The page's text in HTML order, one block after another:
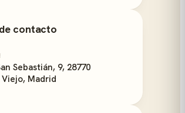
contacto
Sebastián, 9, 28770
Madrid